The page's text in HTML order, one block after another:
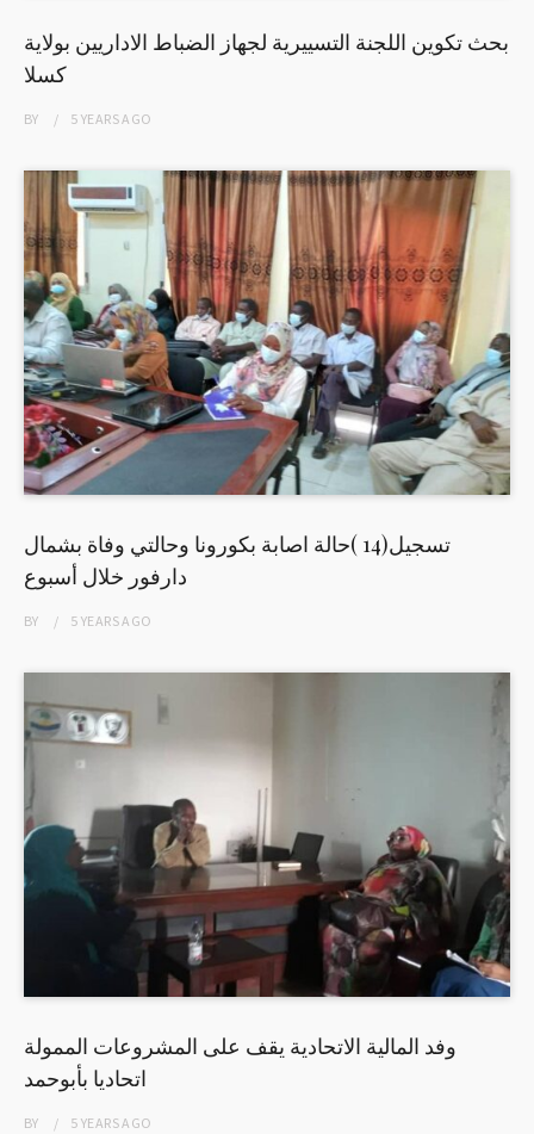
بحث تكوين اللجنة التسييرية لجهاز الضباط الاداريين بولاية
كسلا
BY 5 YEARSAGO
تسجيل(14 )حالة اصابة بكورونا وحالتي وفاة بشمال
دارفور خلال أسبوع
BY 5 YEARSAGO
وفد المالية الاتحادية يقف على المشروعات الممولة
اتحاديا بأبوحمد
BY 5 YEARSAGO